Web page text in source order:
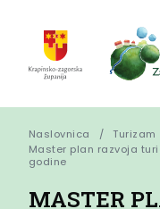
Naslovnica
Turizam
Master plan razvoja
godine
MASTER